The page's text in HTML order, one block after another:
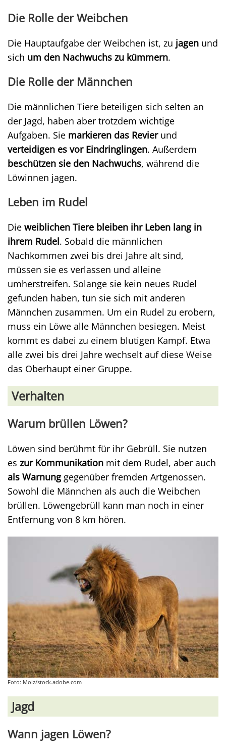
Die Rolle der Weibchen
Die Hauptaufgabe der Weibchen ist, zu jagen und
sich um den Nachwuchs zu kümmern.
Die Rolle der Männchen
Die männlichen Tiere beteiligen sich selten an
der Jagd, haben aber trotzdem wichtige
Aufgaben. Sie markieren das Revierund
verteidigen es vor Eindringlingen. Außerdem
beschützen sie den Nachwuchs, während die
Löwinnen jagen.
Leben im Rudel
Die weiblichen Tiere bleiben ihr Leben lang in
ihrem Rudel. Sobald die männlichen
Nachkommen zwei bis drei Jahre alt sind,
müssen sie es verlassen und alleine
umherstreifen. Solange sie kein neues Rudel
gefunden haben, tun sie sich mit anderen
Männchen zusammen. Um ein Rudel zu erobern,
muss ein Löwe alle Männchen besiegen. Meist
kommt es dabei zu einem blutigen Kampf. Etwa
alle zwei bis drei Jahre wechselt auf diese Weise
das Oberhaupt einer Gruppe.
Verhalten
Warum brüllen Löwen?
Löwen sind berühmt für ihr Gebrüll. Sie nutzen
es zur Kommunikation mit dem Rudel, aber auch
als Warnunggegenüber fremden Artgenossen.
Sowohl die Männchen als auch die Weibchen
brüllen. Löwengebrüll kann man noch in einer
Entfernung von 8 km hören.
Foto: Moiz/stock.adobe.com
Jagd
Wann jagen Löwen?